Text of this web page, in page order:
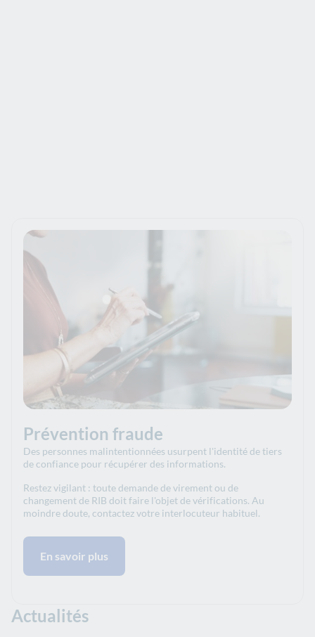
Prévention fraude
Des personnes malintentionnées usurpent l'identité de tiers
de confiance pour récupérer des informations.
Restez vigilant : toute demande de virement ou de
changement de RIB doit faire l'objet de vérifications. Au
moindre doute, contactez votre interlocuteur habituel.
En savoir plus
Actualités